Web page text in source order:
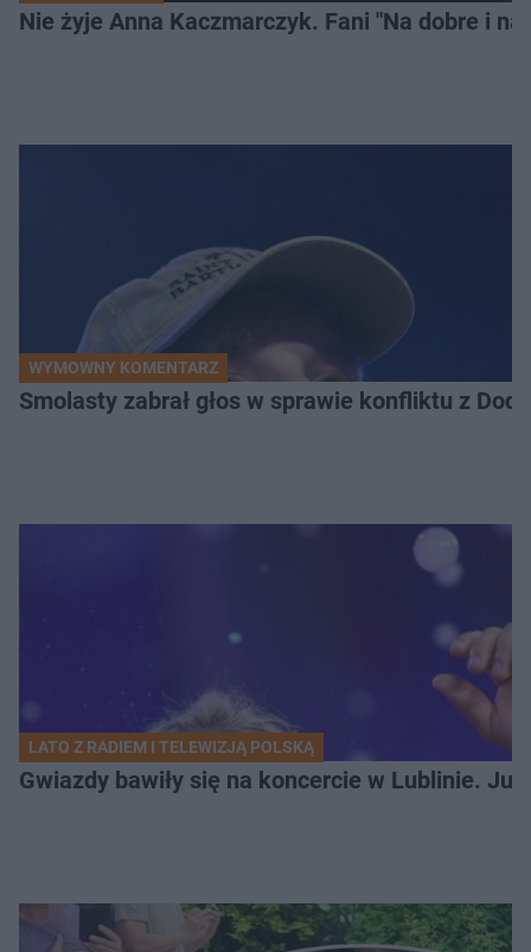
Nie żyje Anna Kaczmarczyk. Fani "Na dobre i na
WYMOWNY KOMENTARZ
Smolasty zabrał głos w sprawie konfliktu z
LATO Z RADIEM I TELEWIZJĄ POLSKĄ
Gwiazdy bawiły się na koncercie w Lublinie.